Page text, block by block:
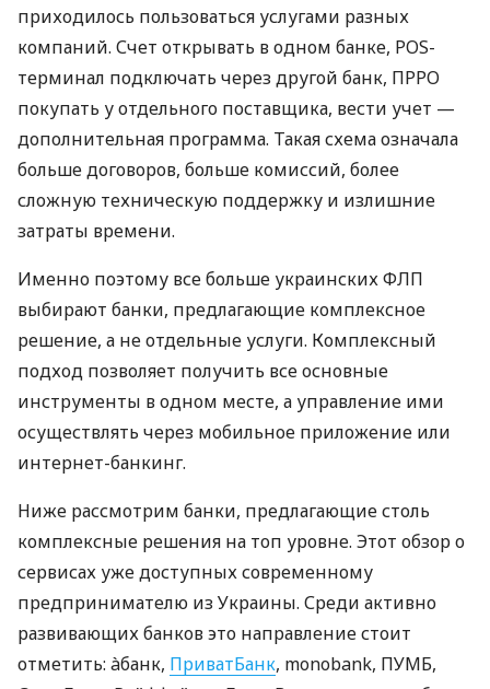
приходилось пользоваться услугами разных
компаний. Счет открывать в одном банке, POS-
терминал подключать через другой банк, ПРРО
покупать у отдельного поставщика, вести учет —
дополнительная программа. Такая схема означала
больше договоров, больше комиссий, более
сложную техническую поддержку и излишние
затраты времени.
Именно поэтому все больше украинских ФЛП
выбирают банки, предлагающие комплексное
решение, а не отдельные услуги. Комплексный
подход позволяет получить все основные
инструменты в одном месте, а управление ими
осуществлять через мобильное приложение или
интернет-банкинг.
Ниже рассмотрим банки, предлагающие столь
комплексные решения на топ уровне. Этот обзор о
сервисах уже доступных современному
предпринимателю из Украины. Среди активно
развивающих банков это направление стоит
отметить: àбанк, ПриватБанк, monobank, ПУМБ,